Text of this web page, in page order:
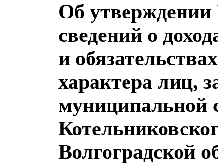
Об
сведений о
и
характера лиц,
муниципальной
Волгоградской